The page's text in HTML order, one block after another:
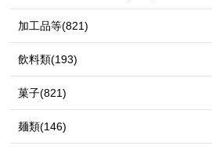
加工品等(821)
飲料類(193)
菓子(821)
麺類(146)